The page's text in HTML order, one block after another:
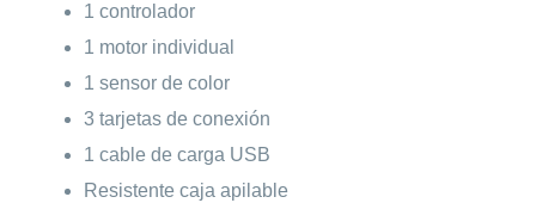
1 controlador
1 motor individual
1 sensor de color
3 tarjetas de conexión
1 cable de carga USB
Resistente caja apilable